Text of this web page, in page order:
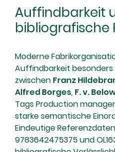
Auffindbarkeit
bibliografische
Moderne
Auffindbarkeit
zwischen Franz
Alfred Borges, F. v.
Tags Production
starke semantische
Eindeutige
9783642475375 und